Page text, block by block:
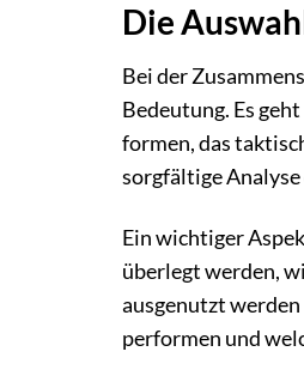
Die
Bei der
Bedeutung. Es
formen, das
sorgfältige Analyse
Ein wichtiger
überlegt werden,
ausgenutzt
performen und